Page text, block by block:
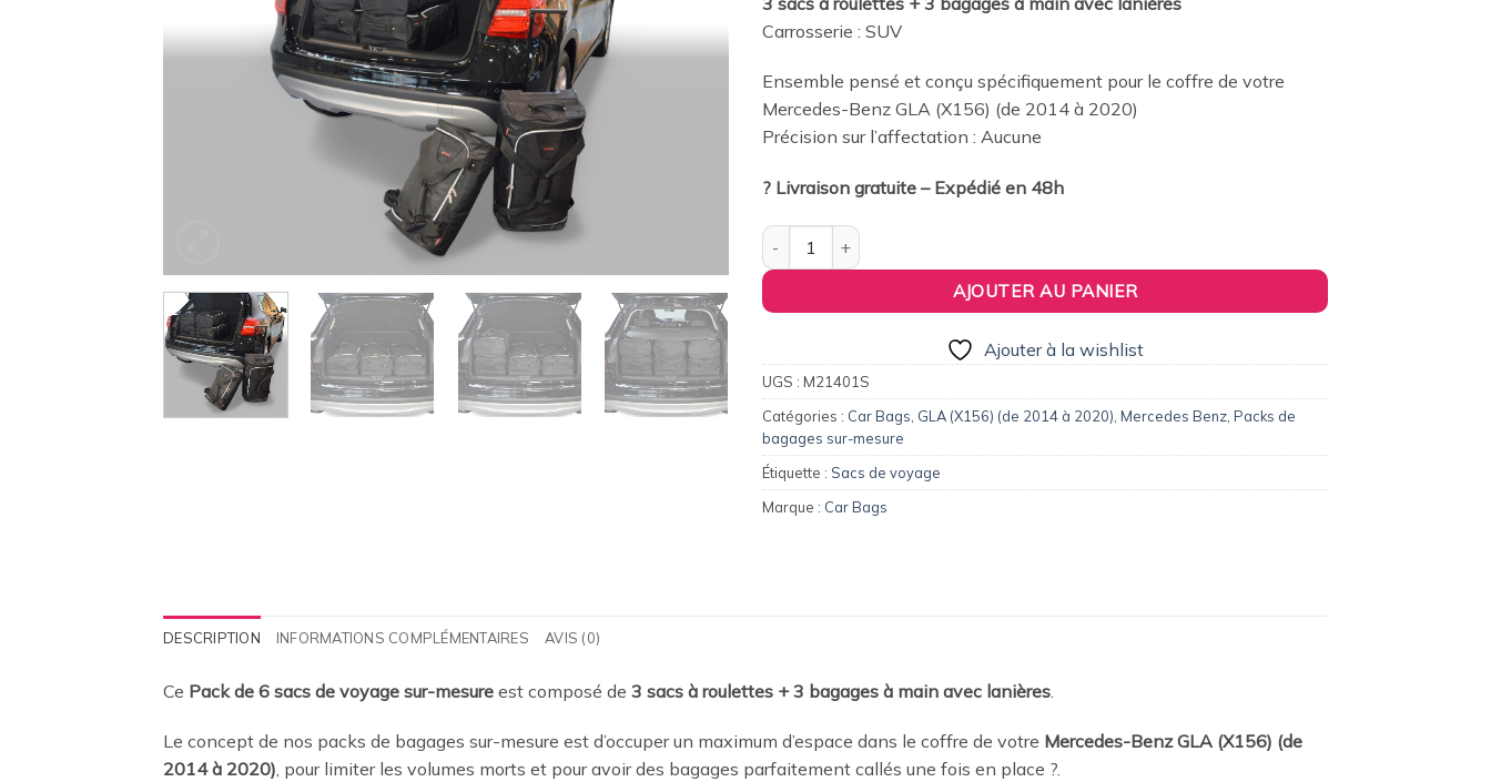
était :
379,00€.
est :
Carrosserie : SUV
Ensemble pensé et conçu spécifiquement pour le coffre de votre
Mercedes-Benz GLA (X156) (de 2014 à 2020)
Précision sur l’affectation : Aucune
? Livraison gratuite – Expédié en 48h
quantité de Pack de 6 sacs de voyage sur-mesure pour Mercedes-Benz GLA (X156) (de 2014 à
AJOUTER AU PANIER
Ajouter à la wishlist
UGS : M21401S
Catégories : Car Bags GLA (X156) (de 2014 à 2020) Mercedes Benz Packs de
bagages sur-mesure
Étiquette : Sacs de voyage
Marque : Car Bags
DESCRIPTION INFORMATIONS COMPLÉMENTAIRES AVIS (0)
Ce Pack de 6 sacs de voyage sur-mesure est composé de 3 sacs à roulettes + 3 bagages à main avec lanières
Le concept de nos packs de bagages sur-mesure est d’occuper un maximum d’espace dans le coffre de votre Mercedes-Benz GLA (X156) (de
2014 à 2020), pour limiter les volumes morts et pour avoir des bagages parfaitement callés une fois en place ?.